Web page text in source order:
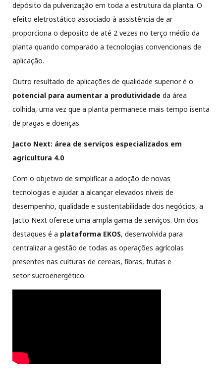
depósito da pulverização em toda a estrutura da planta. O
efeito eletrostático associado à assistência de ar
proporciona o deposito de até 2 vezes no terço médio da
planta quando comparado a tecnologias convencionais de
aplicação.
Outro resultado de aplicações de qualidade superior é o
potencial para aumentar a produtividade da área
colhida, uma vez que a planta permanece mais tempo isenta
de pragas e doenças.
Jacto Next: área de serviços especializados em
agricultura 4.0
Com o objetivo de simplificar a adoção de novas
tecnologias e ajudar a alcançar elevados níveis de
desempenho, qualidade e sustentabilidade dos negócios, a
Jacto Next oferece uma ampla gama de serviços. Um dos
destaques é a plataforma EKOS, desenvolvida para
centralizar a gestão de todas as operações agrícolas
presentes nas culturas de cereais, fibras, frutas e
setor sucroenergético.